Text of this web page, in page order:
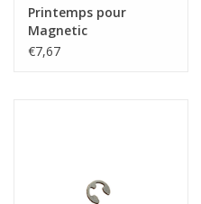
Printemps pour
Magnetic
€7,67